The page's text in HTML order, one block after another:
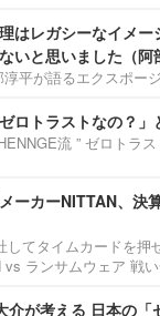
理はレガシーなイメ
いと思いました（阿
平が語るエクスポー
ゼロトラストなの？
流 ” ゼロトラ
ーカーNITTAN、決
してタイムカードを押
vs ランサムウェア 戦
介が考える 日本の「